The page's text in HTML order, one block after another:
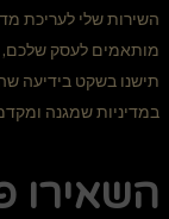
השירות שלי לעריכת
מותאמים לעסק שלכם,
תישנו בשקט בידיעה
במדיניות שמגנה
השאירו